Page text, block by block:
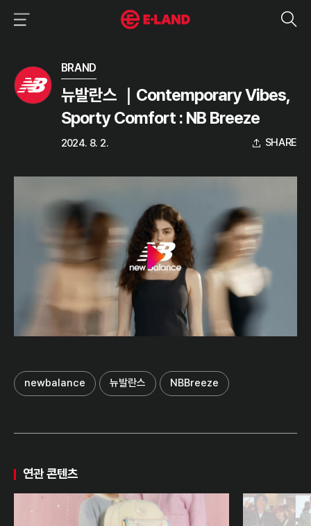
BRAND
뉴발란스 ｜Contemporary Vibes,
Sporty Comfort : NB Breeze
2024. 8. 2. SHARE
newbalance 뉴발란스 NBBreeze
연관 콘텐츠